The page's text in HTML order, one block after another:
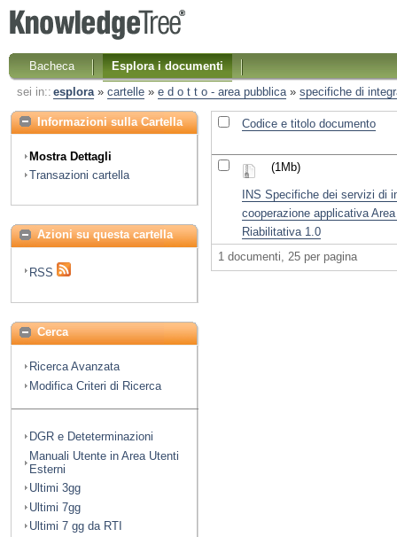
Bacheca
Esplora i documenti
sei in:: esplora» cartelle» e d o t t o - area pubblica» specifiche di
Informazioni sulla Cartella
Mostra Dettagli
Transazioni cartella
Azioni su questa cartella
RSS
Cerca
Ricerca Avanzata
Modifica Criteri di Ricerca
DGR e Deteterminazioni
Manuali Utente in Area Utenti
Esterni
Ultimi 3gg
Ultimi 7gg
Ultimi 7 gg da RTI
Codice e titolo documento
INS Specifiche dei servizi di
cooperazione applicativa
Riabilitativa 1.0
(1Mb)
1 documenti, 25 per pagina